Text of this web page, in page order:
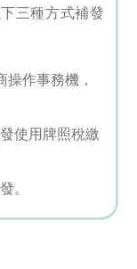
三種方式補發
作事務機，
使用牌照稅繳
。